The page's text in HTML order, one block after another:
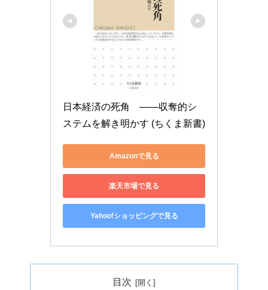
日本経済の死角　――収奪的シ
ステムを解き明かす (ちくま新書)
Amazonで見る
楽天市場で見る
Yahoo!ショッピングで見る
目次